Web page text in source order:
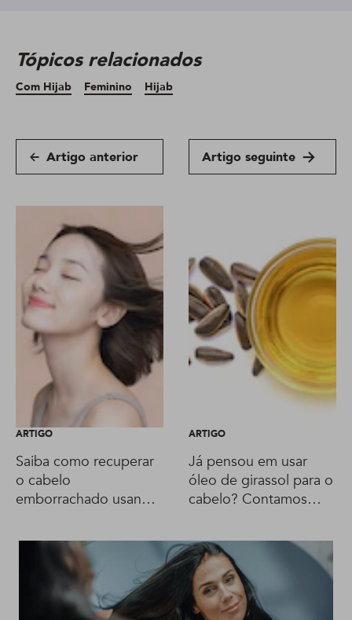
Tópicos relacionados
Com Hijab Feminino Hijab
Artigo anterior Artigo seguinte
ARTIGO
Saiba como recuperar
o cabelo
emborrachado usando
ARTIGO
Já pensou em usar
óleo de girassol para o
cabelo? Contamos